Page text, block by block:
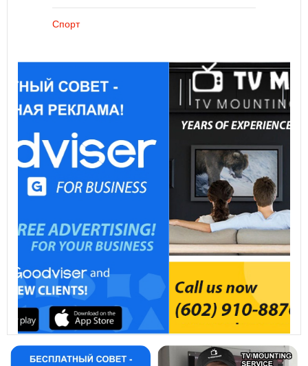
Спорт